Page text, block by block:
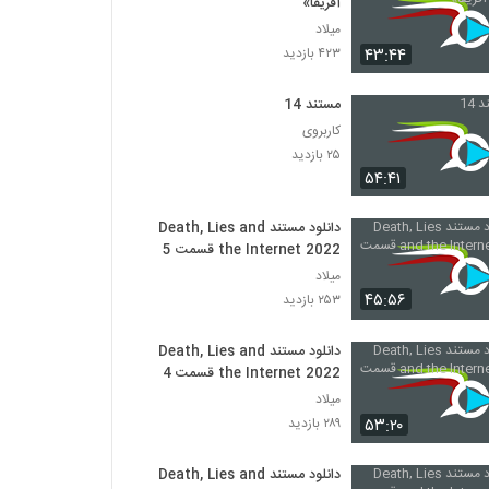
۴۳:۴۴
میلاد
۴۲۳ بازدید
۵۴:۴۱
مستند 14
کاربروی
۲۵ بازدید
۴۵:۵۶
دانلود مستند Death, Lies and
the Internet 2022 قسمت 5
میلاد
۲۵۳ بازدید
۵۳:۲۰
دانلود مستند Death, Lies and
the Internet 2022 قسمت 4
میلاد
۲۸۹ بازدید
دانلود مستند Death, Lies and